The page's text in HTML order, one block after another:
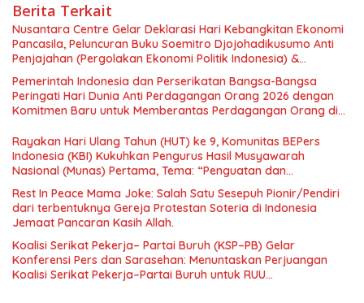
Berita Terkait
Nusantara Centre Gelar Deklarasi Hari Kebangkitan Ekonomi
Pancasila, Peluncuran Buku Soemitro Djojohadikusumo Anti
Penjajahan (Pergolakan Ekonomi Politik Indonesia) &
Simposium Nasional “Urgensi Undang-Undang Perekonomian
Nasional dan Kesejahteraan Sosial dalam Menata Bangsa
Menuju Indonesia Emas 2045”,
Pemerintah Indonesia dan Perserikatan Bangsa-Bangsa
Peringati Hari Dunia Anti Perdagangan Orang 2026 dengan
Komitmen Baru untuk Memberantas Perdagangan Orang di
Rayakan Hari Ulang Tahun (HUT) ke 9, Komunitas BEPers
Indonesia (KBI) Kukuhkan Pengurus Hasil Musyawarah
Nasional (Munas) Pertama, Tema: “Penguatan dan
Pengembangan Organisasi KBI yang Berbasis Riset di seluruh
Indonesia dan Mancanegara”.
Rest In Peace Mama Joke: Salah Satu Sesepuh Pionir/Pendiri
dari terbentuknya Gereja Protestan Soteria di Indonesia
Jemaat Pancaran Kasih Allah.
Koalisi Serikat Pekerja– Partai Buruh (KSP–PB) Gelar
Konferensi Pers dan Sarasehan: Menuntaskan Perjuangan
Koalisi Serikat Pekerja–Partai Buruh untuk RUU